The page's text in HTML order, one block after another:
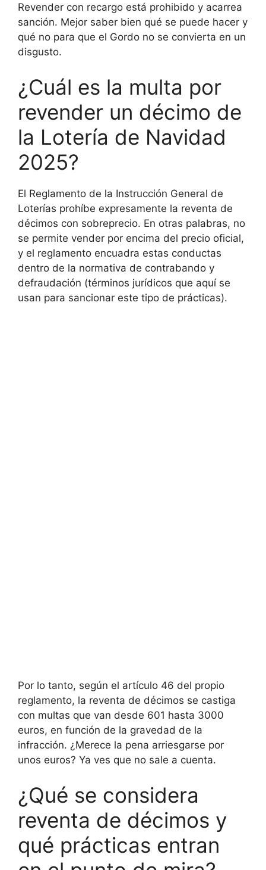
Revender con recargo está prohibido y acarrea
sanción. Mejor saber bien qué se puede hacer y
qué no para que el Gordo no se convierta en un
disgusto.
¿Cuál es la multa por
revender un décimo de
la Lotería de Navidad
2025?
El Reglamento de la Instrucción General de
Loterías prohíbe expresamente la reventa de
décimos con sobreprecio. En otras palabras, no
se permite vender por encima del precio oficial,
y el reglamento encuadra estas conductas
dentro de la normativa de contrabando y
defraudación (términos jurídicos que aquí se
usan para sancionar este tipo de prácticas).
Por lo tanto, según el artículo 46 del propio
reglamento, la reventa de décimos se castiga
con multas que van desde 601 hasta 3000
euros, en función de la gravedad de la
infracción. ¿Merece la pena arriesgarse por
unos euros? Ya ves que no sale a cuenta.
¿Qué se considera
reventa de décimos y
qué prácticas entran